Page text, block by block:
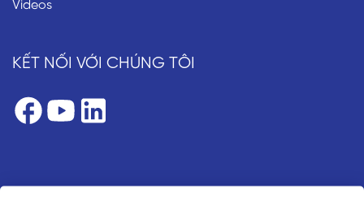
Videos
KẾT NỐI VỚI CHÚNG TÔI